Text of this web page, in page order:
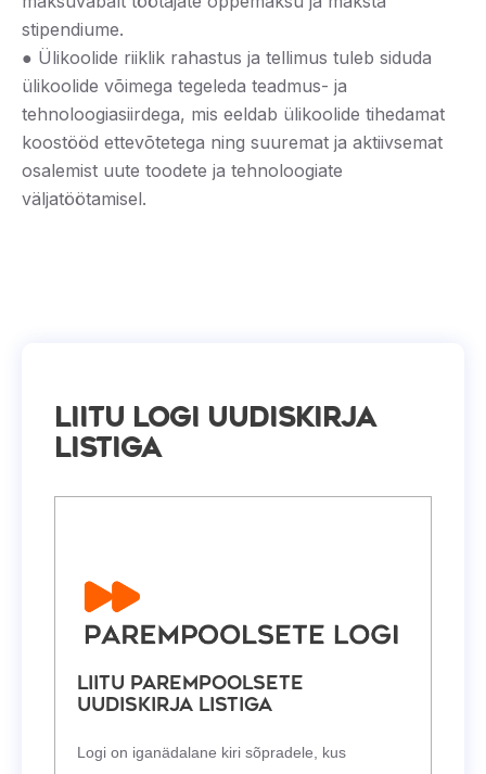
stipendiume.
● Ülikoolide riiklik rahastus ja tellimus tuleb siduda
ülikoolide võimega tegeleda teadmus- ja
tehnoloogiasiirdega, mis eeldab ülikoolide tihedamat
koostööd ettevõtetega ning suuremat ja aktiivsemat
osalemist uute toodete ja tehnoloogiate
väljatöötamisel.
Liitu Logi uudiskirja
listiga
Liitu Parempoolsete
uudiskirja listiga
Logi on iganädalane kiri sõpradele, kus